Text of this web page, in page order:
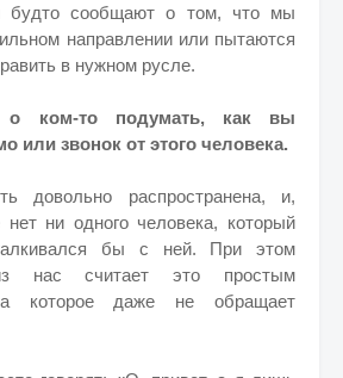
будто сообщают о том, что мы
направлении или пытаются
в нужном русле.
о ком-то подумать, как вы
или звонок от этого человека.
довольно распространена, и,
ни одного человека, который
бы с ней. При этом
нас считает это простым
которое даже не обращает